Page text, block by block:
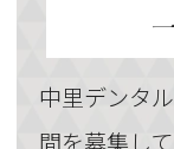
中里デンタ
間を募集して